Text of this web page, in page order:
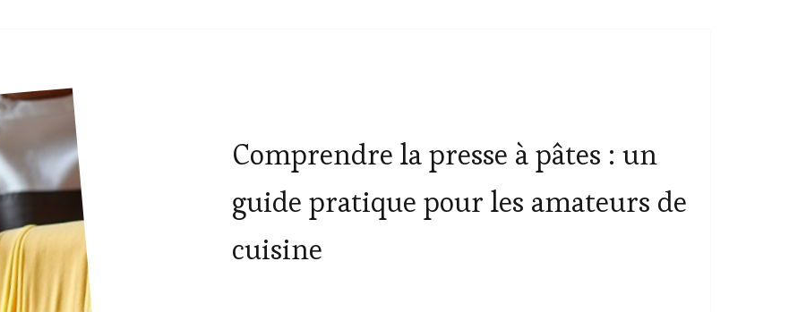
Comprendre la presse à pâtes : un
guide pratique pour les amateurs de
cuisine